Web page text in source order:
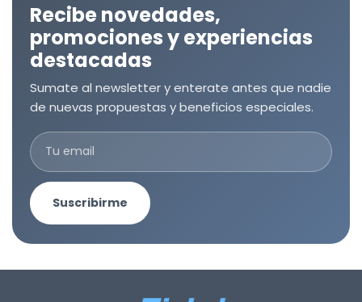
Recibe novedades,
promociones y experiencias
destacadas
Sumate al newsletter y enterate antes que nadie
de nuevas propuestas y beneficios especiales.
Suscribirme